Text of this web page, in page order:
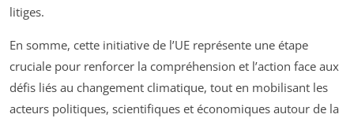
litiges.
En somme, cette initiative de l’UE représente une étape
cruciale pour renforcer la compréhension et l’action face aux
défis liés au changement climatique, tout en mobilisant les
acteurs politiques, scientifiques et économiques autour de la